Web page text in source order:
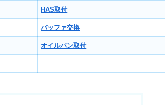
HAS取付
バッファ交換
オイルパン取付